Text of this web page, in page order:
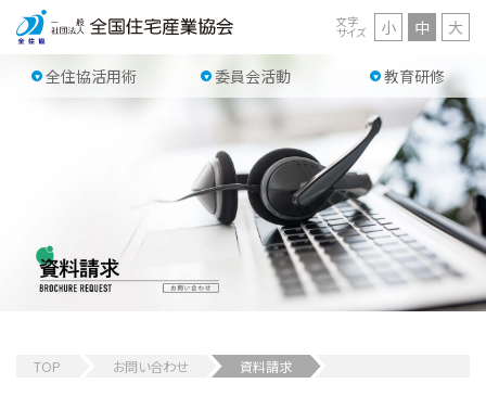
全住協活用術 委員会活動 教育研修
文字
サイズ 小 中 大
TOP お問い合わせ 資料請求